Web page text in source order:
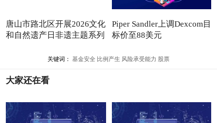
唐山市路北区开展2026文化
和自然遗产日非遗主题系列
Piper Sandler上调Dexcom目
标价至88美元
关键词： 基金安全 比例产生 风险承受能力 股票
大家还在看